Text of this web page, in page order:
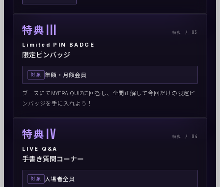
特典 III 特典 / 03
Limited PIN BADGE
限定ピンバッジ
対象 年額・月額会員
ブースにてMYERA QUIZに回答し、全問正解して今回だけの限定ピ
ンバッジを手に入れよう！
特典 IV 特典 / 04
LIVE Q&A
手書き質問コーナー
対象 入場者全員